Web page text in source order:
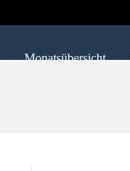
Monatsübersicht